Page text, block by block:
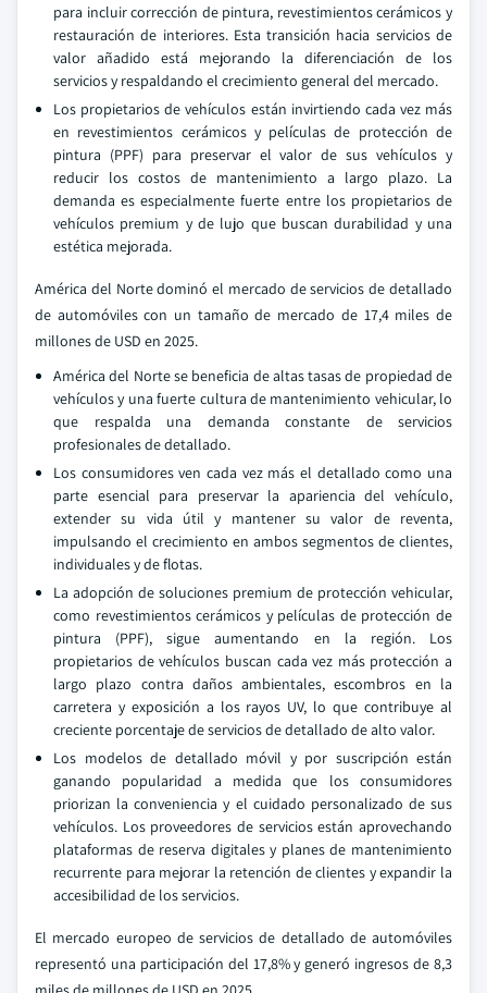
para incluir corrección de pintura, revestimientos cerámicos y
restauración de interiores. Esta transición hacia servicios de
valor añadido está mejorando la diferenciación de los
servicios y respaldando el crecimiento general del mercado.
Los propietarios de vehículos están invirtiendo cada vez más
en revestimientos cerámicos y películas de protección de
pintura (PPF) para preservar el valor de sus vehículos y
reducir los costos de mantenimiento a largo plazo. La
demanda es especialmente fuerte entre los propietarios de
vehículos premium y de lujo que buscan durabilidad y una
estética mejorada.
América del Norte dominó el mercado de servicios de detallado
de automóviles con un tamaño de mercado de 17,4 miles de
millones de USD en 2025.
América del Norte se beneficia de altas tasas de propiedad de
vehículos y una fuerte cultura de mantenimiento vehicular, lo
que respalda una demanda constante de servicios
profesionales de detallado.
Los consumidores ven cada vez más el detallado como una
parte esencial para preservar la apariencia del vehículo,
extender su vida útil y mantener su valor de reventa,
impulsando el crecimiento en ambos segmentos de clientes,
individuales y de flotas.
La adopción de soluciones premium de protección vehicular,
como revestimientos cerámicos y películas de protección de
pintura (PPF), sigue aumentando en la región. Los
propietarios de vehículos buscan cada vez más protección a
largo plazo contra daños ambientales, escombros en la
carretera y exposición a los rayos UV, lo que contribuye al
creciente porcentaje de servicios de detallado de alto valor.
Los modelos de detallado móvil y por suscripción están
ganando popularidad a medida que los consumidores
priorizan la conveniencia y el cuidado personalizado de sus
vehículos. Los proveedores de servicios están aprovechando
plataformas de reserva digitales y planes de mantenimiento
recurrente para mejorar la retención de clientes y expandir la
accesibilidad de los servicios.
El mercado europeo de servicios de detallado de automóviles
representó una participación del 17,8% y generó ingresos de 8,3